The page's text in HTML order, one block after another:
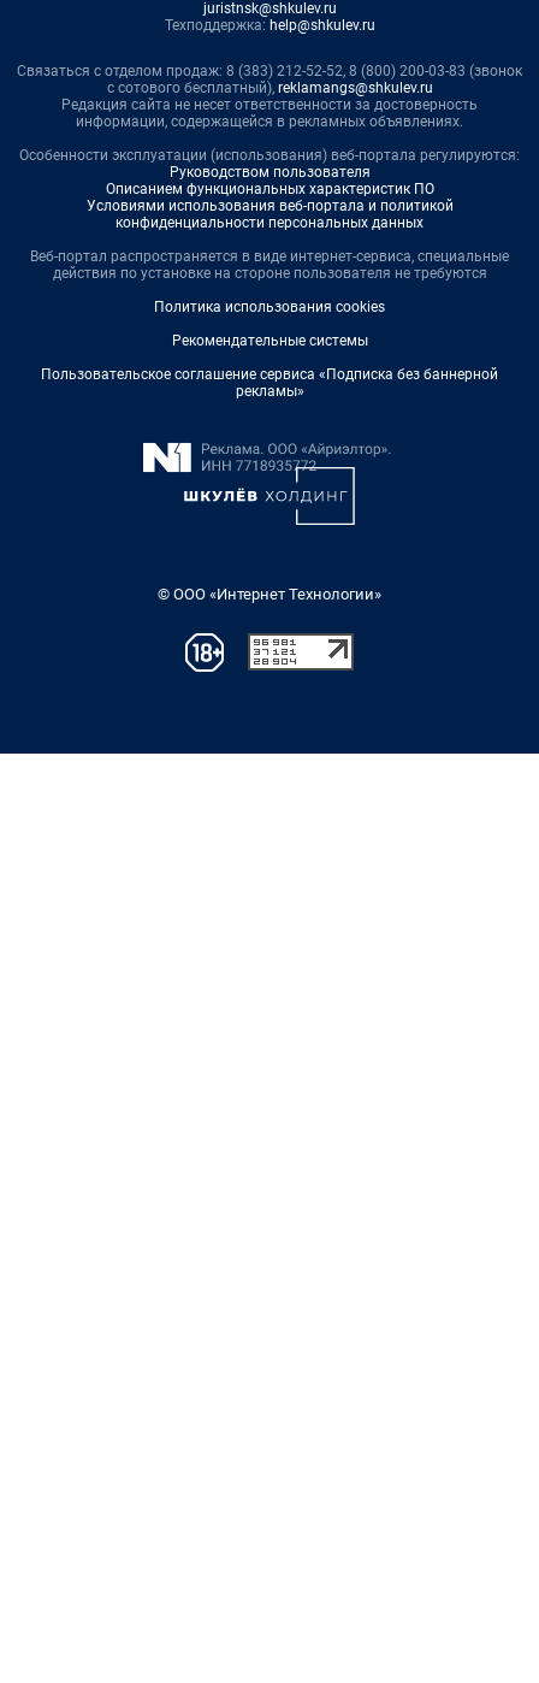
juristnsk@shkulev.ru
Техподдержка: help@shkulev.ru
Связаться с отделом продаж: 8 (383) 212-52-52, 8 (800) 200-03-83 (звонок
с сотового бесплатный), reklamangs@shkulev.ru
Редакция сайта не несет ответственности за достоверность
информации, содержащейся в рекламных объявлениях.
Особенности эксплуатации (использования) веб-портала регулируются:
Руководством пользователя
Описанием функциональных характеристик ПО
Условиями использования веб-портала и политикой
конфиденциальности персональных данных
Веб-портал распространяется в виде интернет-сервиса, специальные
действия по установке на стороне пользователя не требуются
Политика использования cookies
Рекомендательные системы
Пользовательское соглашение сервиса «Подписка без баннерной
рекламы»
© ООО «Интернет Технологии»